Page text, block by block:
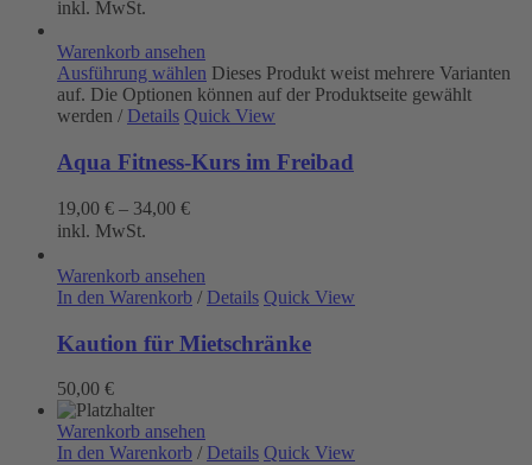
inkl. MwSt.
Warenkorb ansehen
Ausführung wählen Dieses Produkt weist mehrere Varianten
auf. Die Optionen können auf der Produktseite gewählt
werden / Details Quick View
Aqua Fitness-Kurs im Freibad
19,00 € – 34,00 €
inkl. MwSt.
Warenkorb ansehen
In den Warenkorb / Details Quick View
Kaution für Mietschränke
50,00 €
Warenkorb ansehen
In den Warenkorb / Details Quick View